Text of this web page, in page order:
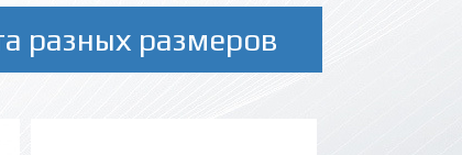
разных размеров